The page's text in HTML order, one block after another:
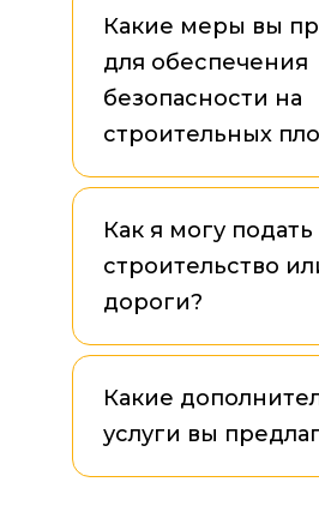
Какие меры вы
для обеспечения
безопасности на
строительных
Как я могу подать
строительство
дороги?
Какие
услуги вы